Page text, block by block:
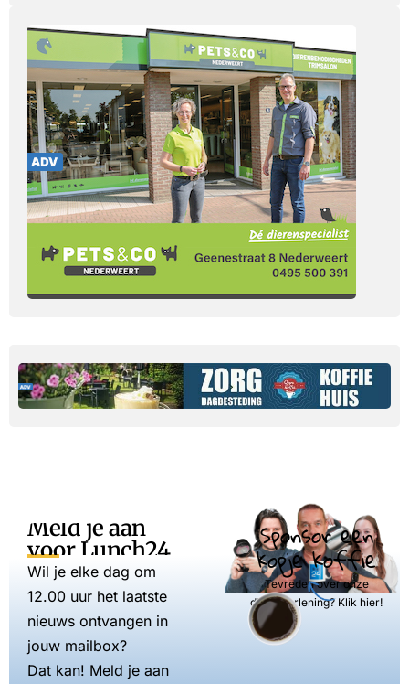
Meld je aan
voor Lunch24
Wil je elke dag om
12.00 uur het laatste
nieuws ontvangen in
jouw mailbox?
Dat kan! Meld je aan
Sponsor een
kopje koffie
Tevreden over onze
dienstverlening? Klik hier!